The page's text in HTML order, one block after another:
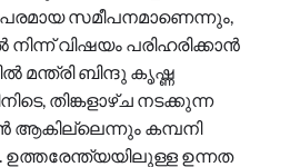
സമീപനമാണെന്നും,
നിന്ന് വിഷയം പരിഹരിക്കാൻ
മന്ത്രി ബിന്ദു കൃഷ്ണ
തിങ്കളാഴ്ച നടക്കുന്ന
ആകില്ലെന്നും കമ്പനി
ഉന്നത